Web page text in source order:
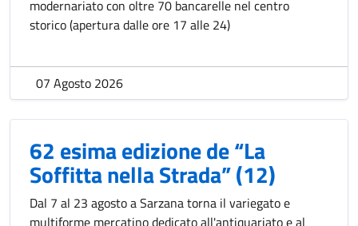
modernariato con oltre 70 bancarelle nel centro
storico (apertura dalle ore 17 alle 24)
07 Agosto 2026
62 esima edizione de “La
Soffitta nella Strada” (12)
Dal 7 al 23 agosto a Sarzana torna il variegato e
multiforme mercatino dedicato all'antiquariato e al